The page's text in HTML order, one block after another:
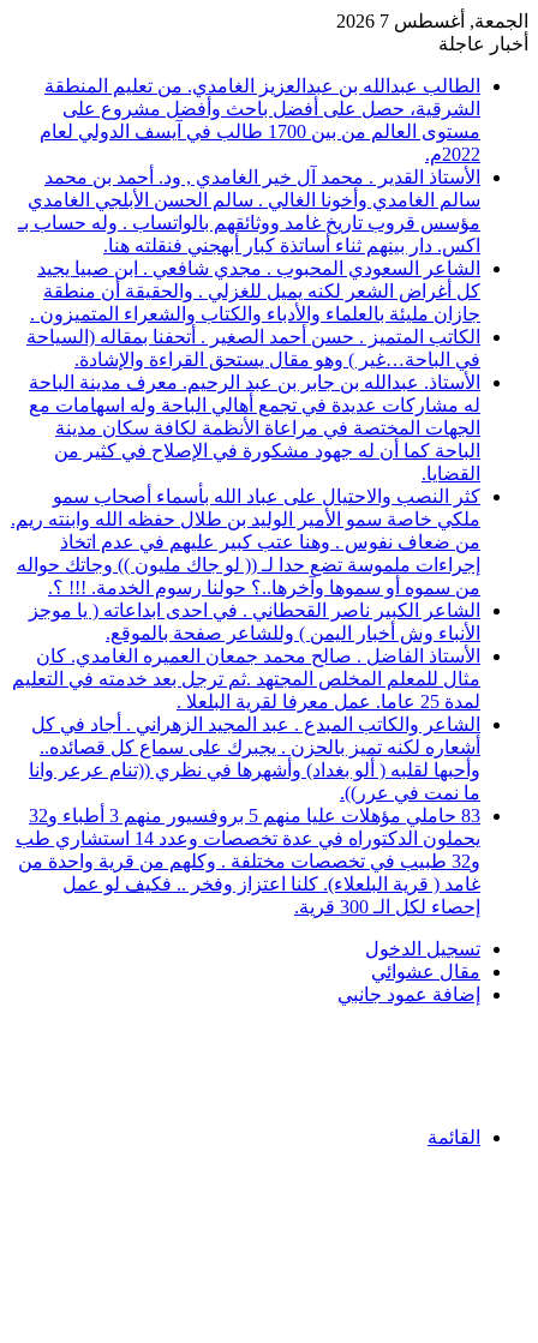
الجمعة, أغسطس 7 2026
أخبار عاجلة
الطالب عبدالله بن عبدالعزيز الغامدي. من تعليم المنطقة
الشرقية، حصل على أفضل باحث وأفضل مشروع على
مستوى العالم من بين 1700 طالب في آيسف الدولي لعام
2022م.
الأستاذ القدير . محمد آل خير الغامدي , ود. أحمد بن محمد
سالم الغامدي وأخونا الغالي . سالم الحسن الأبلجي الغامدي
مؤسس قروب تاريخ غامد ووثائقهم بالواتساب . وله حساب بـ
اكس. دار بينهم ثناء أساتذة كبار أبهجني فنقلته هنا.
الشاعر السعودي المحبوب . مجدي شافعي . ابن صبيا يجيد
كل أغراض الشعر لكنه يميل للغزلي . والحقيقة أن منطقة
جازان مليئة بالعلماء والأدباء والكتاب والشعراء المتميزون .
الكاتب المتميز . حسن أحمد الصغير . أتحفنا بمقاله (السياحة
في الباحة…غير ) وهو مقال يستحق القراءة والإشادة.
الأستاذ. عبدالله بن جابر بن عبد الرحيم. معرف مدينة الباحة
له مشاركات عديدة في تجمع أهالي الباحة وله اسهامات مع
الجهات المختصة في مراعاة الأنظمة لكافة سكان مدينة
الباحة كما أن له جهود مشكورة في الإصلاح في كثير من
القضايا.
كثر النصب والاحتيال على عباد الله بأسماء أصحاب سمو
ملكي خاصة سمو الأمير الوليد بن طلال حفظه الله وابنته ريم.
من ضعاف نفوس . وهنا عتب كبير عليهم في عدم اتخاذ
إجراءات ملموسة تضع حدا لـ (( لو جاك مليون )) وجاتك حواله
من سموه أو سموها وآخرها..؟ حولنا رسوم الخدمة. !!! ؟.
الشاعر الكبير ناصر القحطاني . في احدى ابداعاته ( يا موجز
الأنباء وش أخبار اليمن ) وللشاعر صفحة بالموقع.
الأستاذ الفاضل . صالح محمد جمعان العميره الغامدي. كان
مثال للمعلم المخلص المجتهد .ثم ترجل بعد خدمته في التعليم
لمدة 25 عاما. عمل معرفا لقرية البلعلا .
الشاعر والكاتب المبدع . عبد المجيد الزهراني . أجاد في كل
أشعاره لكنه تميز بالحزن . يجبرك على سماع كل قصائده..
وأحبها لقلبه ( ألو بغداد) وأشهرها في نظري ((تنام عرعر وانا
ما نمت في عرر)).
83 حاملي مؤهلات عليا منهم 5 بروفسيور منهم 3 أطباء و32
يحملون الدكتوراه في عدة تخصصات وعدد 14 استشاري طب
و32 طبيب في تخصصات مختلفة . وكلهم من قرية واحدة من
غامد ( قرية البلعلاء). كلنا اعتزاز وفخر .. فكيف لو عمل
إحصاء لكل الـ 300 قرية.
تسجيل الدخول
مقال عشوائي
إضافة عمود جانبي
القائمة